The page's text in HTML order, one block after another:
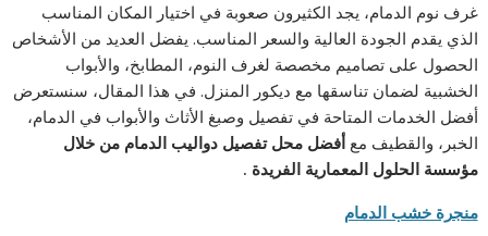
غرف نوم الدمام، يجد الكثيرون صعوبة في اختيار المكان المناسب
الذي يقدم الجودة العالية والسعر المناسب. يفضل العديد من الأشخاص
الحصول على تصاميم مخصصة لغرف النوم، المطابخ، والأبواب
الخشبية لضمان تناسقها مع ديكور المنزل. في هذا المقال، سنستعرض
أفضل الخدمات المتاحة في تفصيل وصبغ الأثاث والأبواب في الدمام،
الخبر، والقطيف معأفضل محل تفصيل دواليب الدمام من خلال
مؤسسة الحلول المعمارية الفريدة .
منجرة خشب الدمام